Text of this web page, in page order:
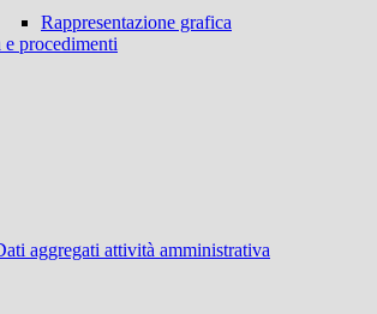
Rappresentazione grafica
procedimenti
aggregati attività amministrativa